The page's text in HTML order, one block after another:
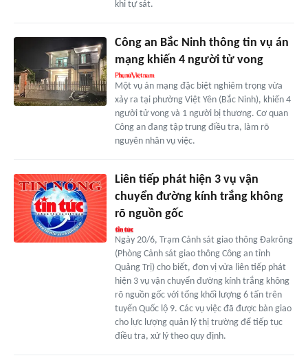
khi tự sát.
Công an Bắc Ninh thông tin vụ án
mạng khiến 4 người tử vong
Một vụ án mạng đặc biệt nghiêm trọng vừa
xảy ra tại phường Việt Yên (Bắc Ninh), khiến 4
người tử vong và 1 người bị thương. Cơ quan
Công an đang tập trung điều tra, làm rõ
nguyên nhân vụ việc.
Liên tiếp phát hiện 3 vụ vận
chuyển đường kính trắng không
rõ nguồn gốc
Ngày 20/6, Trạm Cảnh sát giao thông Đakrông
(Phòng Cảnh sát giao thông Công an tỉnh
Quảng Trị) cho biết, đơn vị vừa liên tiếp phát
hiện 3 vụ vận chuyển đường kính trắng không
rõ nguồn gốc với tổng khối lượng 6 tấn trên
tuyến Quốc lộ 9. Các vụ việc đã được bàn giao
cho lực lượng quản lý thị trường để tiếp tục
điều tra, xử lý theo quy định.